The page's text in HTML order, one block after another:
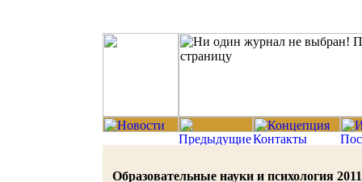
Образовательные науки и психология